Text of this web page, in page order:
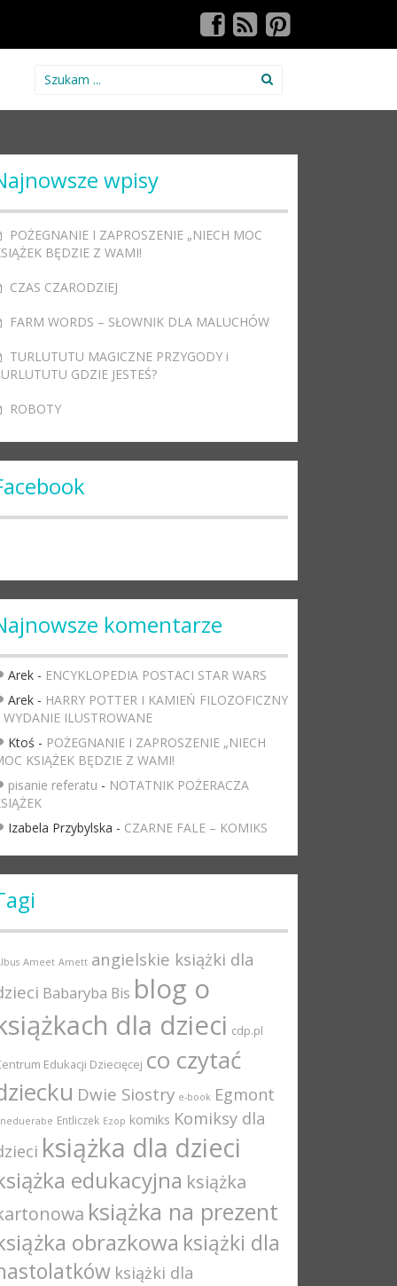
Search for:
wpisy
POŻEGNANIE I ZAPROSZENIE „NIECH MOC
BĘDZIE Z WAMI!
CZAS CZARODZIEJ
FARM WORDS – SŁOWNIK DLA MALUCHÓW
TURLUTUTU MAGICZNE PRZYGODY i
GDZIE JESTEŚ?
ROBOTY
komentarze
Arek - ENCYKLOPEDIA POSTACI STAR WARS
Arek - HARRY POTTER I KAMIEŃ FILOZOFICZNY
WYDANIE ILUSTROWANE
Ktoś - POŻEGNANIE I ZAPROSZENIE „NIECH
KSIĄŻEK BĘDZIE Z WAMI!
pisanie referatu - NOTATNIK POŻERACZA
Izabela Przybylska - CZARNE FALE – KOMIKS
Ameet Amett angielskie książki dla
Babaryba Bis blog o
dla dzieci cdp.pl
Edukacji Dziecięcej co czytać
Dwie Siostry e-book Egmont
Entliczek Ezop komiks Komiksy dla
książka dla dzieci
edukacyjna książka
książka na prezent
obrazkowa książki dla
książki dla